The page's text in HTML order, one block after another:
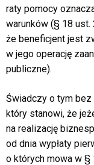
raty pomocy
warunków (§ 18
że beneficjent jest
w jego operację
publiczne).
Świadczy o tym
który stanowi, że
na realizację
od dnia wypłaty
o których mowa w §